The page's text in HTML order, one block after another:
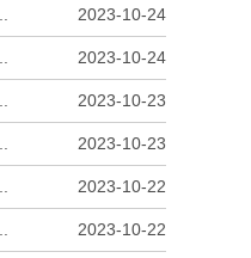
2023-10-24
2023-10-24
2023-10-23
2023-10-23
2023-10-22
2023-10-22